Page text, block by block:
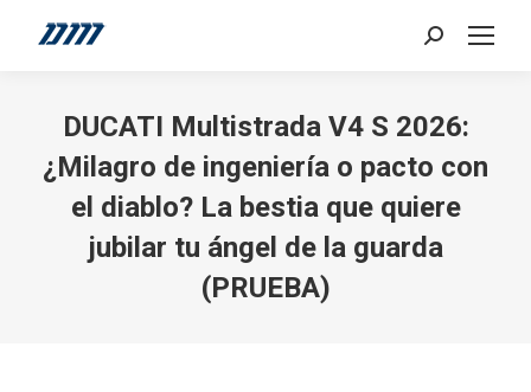
Search:
DUCATI Multistrada V4 S 2026:
¿Milagro de ingeniería o pacto con
el diablo? La bestia que quiere
jubilar tu ángel de la guarda
(PRUEBA)